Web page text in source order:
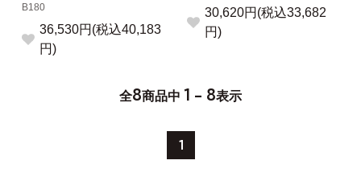
B180
36,530円(税込40,183
円)
30,620円(税込33,682
円)
全8商品中 1 - 8表示
1